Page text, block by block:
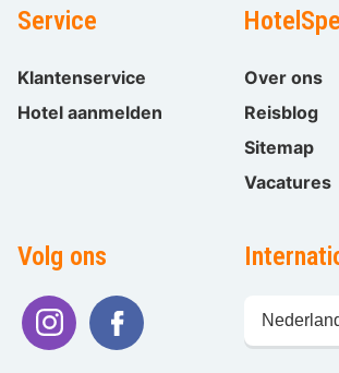
Service
Klantenservice
Hotel aanmelden
Over ons
Reisblog
Sitemap
Vacatures
Volg ons
kiezen